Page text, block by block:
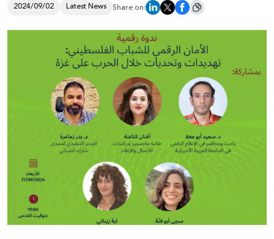
Report
Donate
2024/09/02 Latest News Share on: